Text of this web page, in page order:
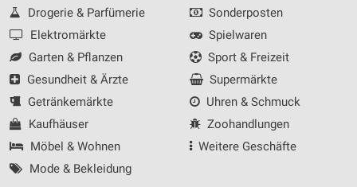
Drogerie & Parfümerie
Elektromärkte
Garten & Pflanzen
Gesundheit & Ärzte
Getränkemärkte
Kaufhäuser
Möbel & Wohnen
Mode & Bekleidung
Sonderposten
Spielwaren
Sport & Freizeit
Supermärkte
Uhren & Schmuck
Zoohandlungen
Weitere Geschäfte